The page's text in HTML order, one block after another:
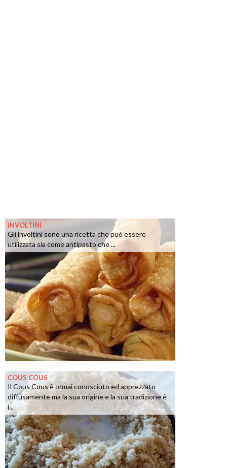
INVOLTINI
Gli involtini sono una ricetta che può essere
utilizzata sia come antipasto che ...
COUS COUS
Il Cous Cous è ormai conosciuto ed apprezzato
diffusamente ma la sua origine e la sua tradizione è
i...